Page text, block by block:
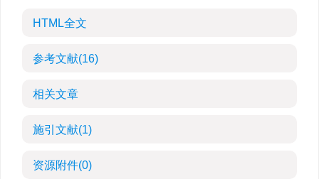
HTML全文
参考文献(16)
相关文章
施引文献(1)
资源附件(0)